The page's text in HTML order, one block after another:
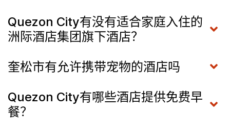
Quezon City有没有适合家庭入住的
洲际酒店集团旗下酒店？
奎松市有允许携带宠物的酒店吗
Quezon City有哪些酒店提供免费早
餐？